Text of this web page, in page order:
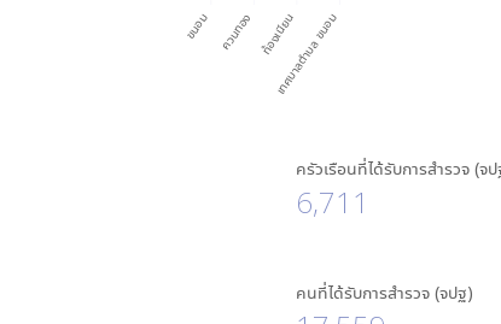
ขนอม ควนทอง ท้องเนียน
เทศบาลตำบล ขนอม
ครัวเรือนที่ได้รับการสำรวจ (จ
6,711
คนที่ได้รับการสำรวจ (จปฐ)